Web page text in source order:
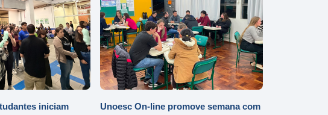
iniciam
Unoesc On-line promove semana com